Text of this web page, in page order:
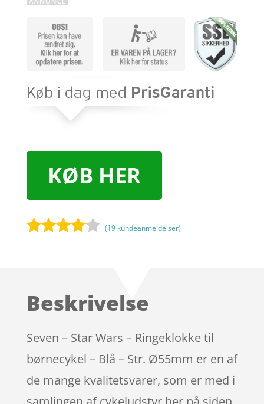
KØB HER
på
ømmels
er
(19 kundeanmeldelser)
Beskrivelse
Seven – Star Wars – Ringeklokke til
børnecykel – Blå – Str. Ø55mm er en af
de mange kvalitetsvarer, som er med i